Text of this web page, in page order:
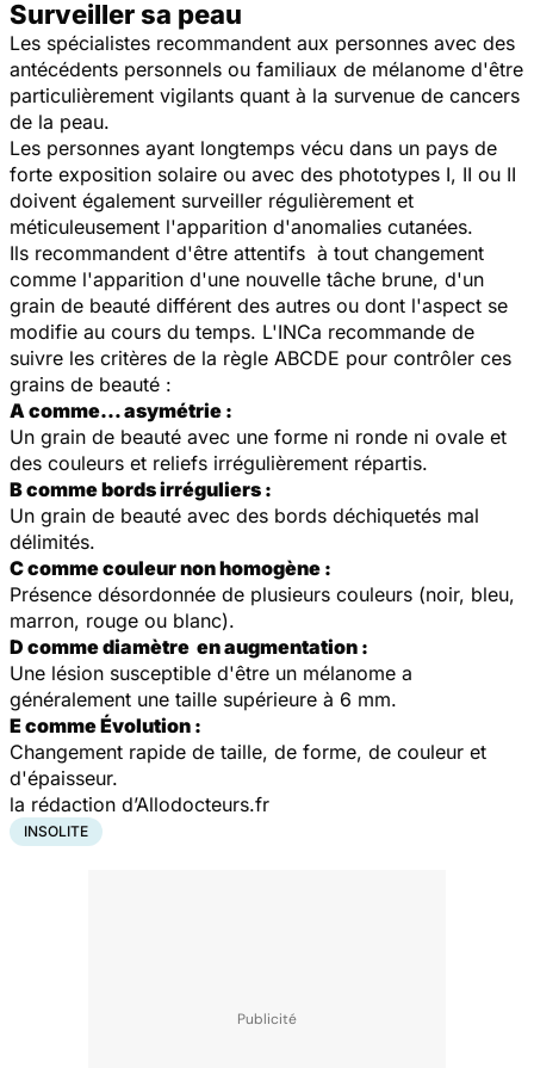
Surveiller sa peau
Les spécialistes recommandent aux personnes avec des
antécédents personnels ou familiaux de mélanome d'être
particulièrement vigilants quant à la survenue de cancers
de la peau.
Les personnes ayant longtemps vécu dans un pays de
forte exposition solaire ou avec des phototypes I, II ou II
doivent également surveiller régulièrement et
méticuleusement l'apparition d'anomalies cutanées.
Ils recommandent d'être attentifs à tout changement
comme l'apparition d'une nouvelle tâche brune, d'un
grain de beauté différent des autres ou dont l'aspect se
modifie au cours du temps. L'INCa recommande de
suivre les critères de la règle ABCDE pour contrôler ces
grains de beauté :
A comme… asymétrie :
Un grain de beauté avec une forme ni ronde ni ovale et
des couleurs et reliefs irrégulièrement répartis.
B comme bords irréguliers :
Un grain de beauté avec des bords déchiquetés mal
délimités.
C comme couleur non homogène :
Présence désordonnée de plusieurs couleurs (noir, bleu,
marron, rouge ou blanc).
D comme diamètre en augmentation :
Une lésion susceptible d'être un mélanome a
généralement une taille supérieure à 6 mm.
E comme Évolution :
Changement rapide de taille, de forme, de couleur et
d'épaisseur.
la rédaction d’Allodocteurs.fr
INSOLITE